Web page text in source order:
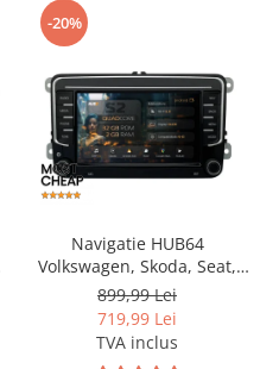
-20%
Navigatie HUB64
Volkswagen, Skoda, Seat,
2GB RAM, Android, GPS, Wi-
FI, Carplay, Android Auto,
USB, Bluetooth, Radio,
Waze, Touchscreen, 7 inch
899,99 Lei
719,99 Lei
TVA inclus